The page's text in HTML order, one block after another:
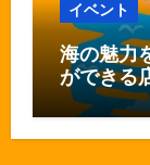
イベント
海の魅力
ができる